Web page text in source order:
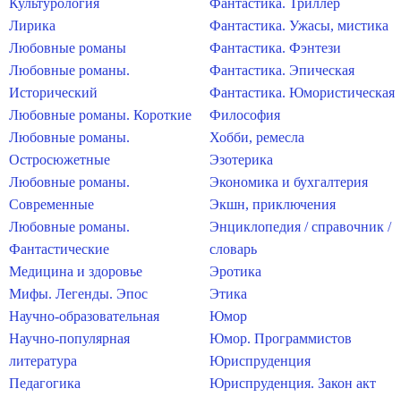
Культурология
Лирика
Любовные романы
Любовные романы.
Исторический
Любовные романы. Короткие
Любовные романы.
Остросюжетные
Любовные романы.
Современные
Любовные романы.
Фантастические
Медицина и здоровье
Мифы. Легенды. Эпос
Научно-образовательная
Научно-популярная
литература
Педагогика
Фантастика. Триллер
Фантастика. Ужасы, мистика
Фантастика. Фэнтези
Фантастика. Эпическая
Фантастика. Юмористическая
Философия
Хобби, ремесла
Эзотерика
Экономика и бухгалтерия
Экшн, приключения
Энциклопедия / справочник /
словарь
Эротика
Этика
Юмор
Юмор. Программистов
Юриспруденция
Юриспруденция. Закон акт